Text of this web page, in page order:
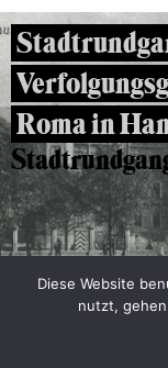
Roma in
Diese Website
nutzt,